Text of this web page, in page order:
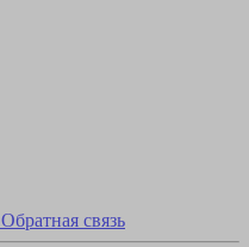
Обратная связь